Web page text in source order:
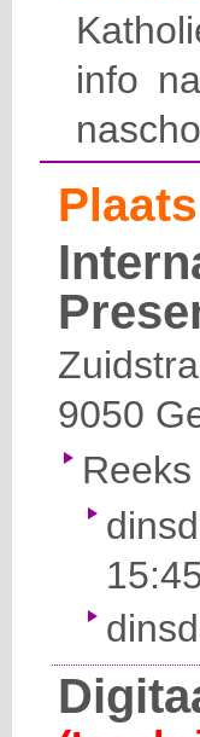
info
9050
Reeks